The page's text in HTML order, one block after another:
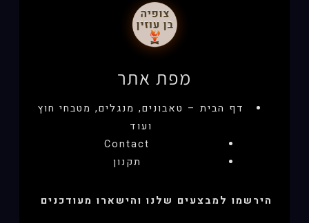
מפת אתר
דף הבית – טאבונים, מנגלים, מטבחי חוץ
ועוד
Contact
תקנון
הירשמו למבצעים שלנו והישארו מעודכנים